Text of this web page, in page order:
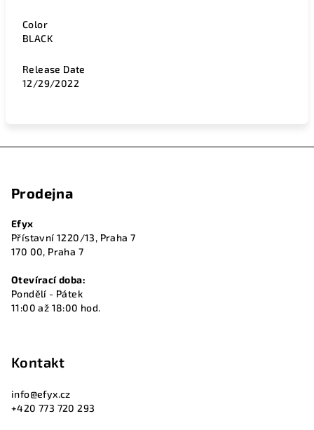
Color
BLACK
Release Date
12/29/2022
Prodejna
Efyx
Přístavní 1220/13, Praha 7
170 00, Praha 7
Otevírací doba:
Pondělí - Pátek
11:00 až 18:00 hod.
Kontakt
info@efyx.cz
+420 773 720 293